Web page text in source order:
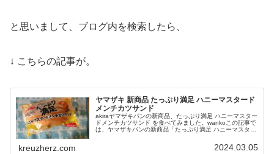
と思いまして、ブログ内を検索したら、
↓ こちらの記事が。
ヤマザキ 新商品 たっぷり満足 ハニーマスタード
メンチカツサンド
akiraヤマザキパンの新商品、たっぷり満足 ハニーマスター
ドメンチカツサンド を食べてみました。wankoこの記事で
は、ヤマザキパンの新商品「たっぷり満足 ハニーマスター
kreuzherz.com 2024.03.05